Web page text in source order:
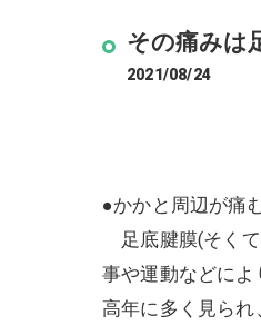
その痛みは
2021/08/24
●かかと周辺が痛
足底腱膜(そくて
事や運動などに
高年に多く見られ